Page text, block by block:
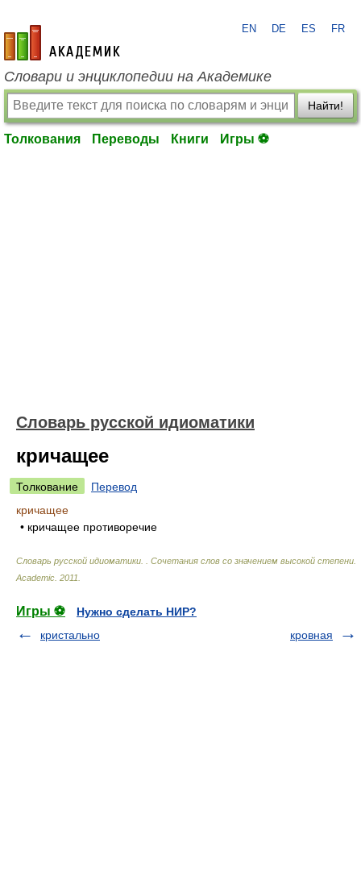
academic.ru
EN DE ES FR
Словари и энциклопедии на Академике
Найти!
Толкования Переводы Книги Игры ⚽
Словарь русской идиоматики
кричащее
Толкование
Перевод
кричащее
• кричащее противоречие
Словарь русской идиоматики. . Сочетания слов со значением высокой степени
Academic 2011
Игры ⚽
Нужно сделать НИР?
кристально
кровная